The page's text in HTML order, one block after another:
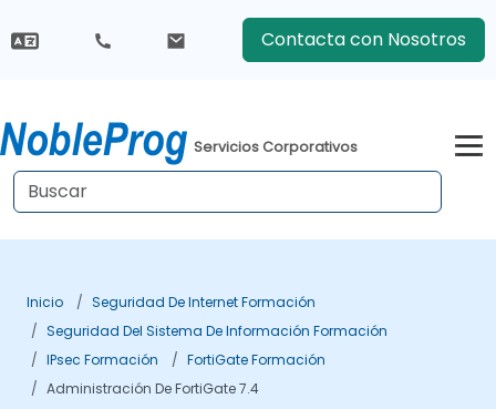
Contacta con Nosotros
Servicios Corporativos
Inicio
Seguridad De Internet Formación
Seguridad Del Sistema De Información Formación
IPsec Formación
FortiGate Formación
Administración De FortiGate 7.4